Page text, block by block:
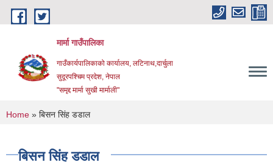
Skip to main content
मार्मा गाउँपालिका
गाउँकार्यपालिकाको कार्यालय, लटिनाथ,दार्चुला
सुदूरपश्चिम प्रदेश, नेपाल
"समृद्द मार्मा सुखी मार्माली"
You are here
Home » बिसन सिंह डडाल
बिसन सिंह डडाल